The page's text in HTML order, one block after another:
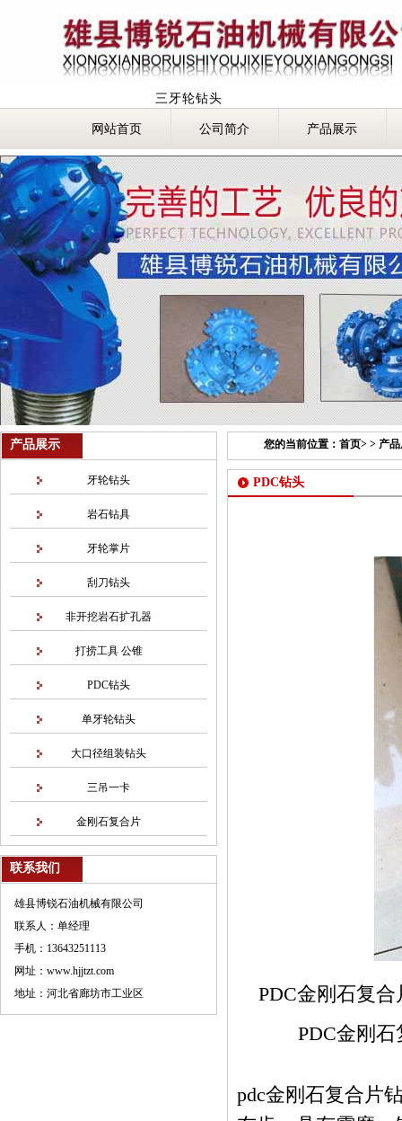
三牙轮钻头
网站首页 公司简介 产品展示
您的当前位置： 首页> > 产
PDC钻头
PDC金刚石复
PDC金刚石
pdc金刚石复合片
产品展示
牙轮钻头
岩石钻具
牙轮掌片
刮刀钻头
非开挖岩石扩孔器
打捞工具 公锥
PDC钻头
单牙轮钻头
大口径组装钻头
三吊一卡
金刚石复合片
联系我们
雄县博锐石油机械有限公司
联系人：单经理
手机：13643251113
网址：www.hjjtzt.com
地址：河北省廊坊市工业区